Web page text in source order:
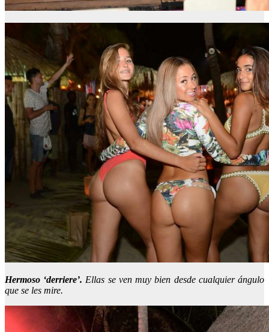
Hermoso ‘derriere’. Ellas se ven muy bien desde cualquier ángulo
que se les mire.